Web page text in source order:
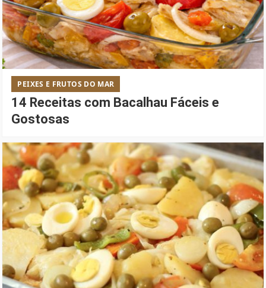
PEIXES E FRUTOS DO MAR
14 Receitas com Bacalhau Fáceis e
Gostosas